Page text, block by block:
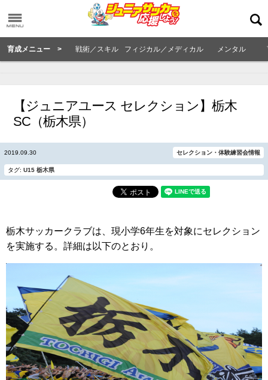
育成メニュー > 戦術／スキル フィジカル／メディカル メンタル
【ジュニアユース セレクション】栃木
SC（栃木県）
2019.09.30 セレクション・体験練習会情報
タグ: U15 栃木県
栃木サッカークラブは、現小学6年生を対象にセレクション
を実施する。詳細は以下のとおり。